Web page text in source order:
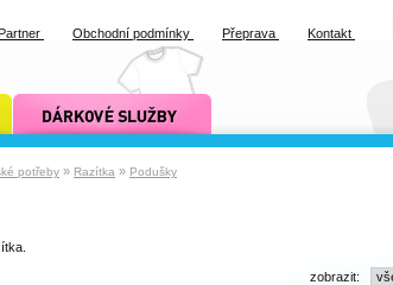
potřeby » Razítka » Podušky
zobrazit:
dárkové služby xcopy
Obchodní podmínky Přeprava Kontakt